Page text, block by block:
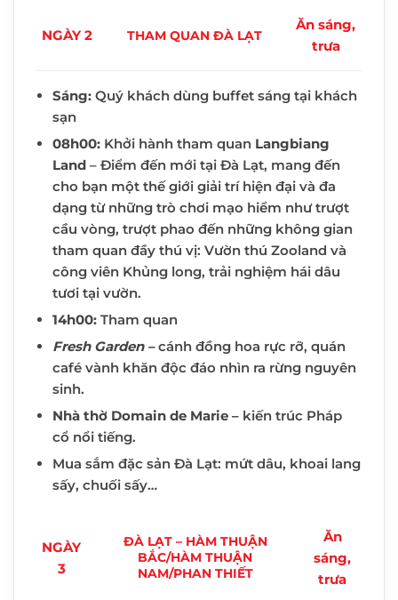
NGÀY 2 THAM QUAN ĐÀ LẠT
Ăn sáng,
trưa
Sáng: Quý khách dùng buffet sáng tại khách
sạn
08h00: Khởi hành tham quan Langbiang
Land – Điểm đến mới tại Đà Lạt, mang đến
cho bạn một thế giới giải trí hiện đại và đa
dạng từ những trò chơi mạo hiểm như trượt
cầu vòng, trượt phao đến những không gian
tham quan đầy thú vị: Vườn thú Zooland và
công viên Khủng long, trải nghiệm hái dâu
tươi tại vườn.
14h00: Tham quan
Fresh Garden–cánh đồng hoa rực rỡ, quán
café vành khăn độc đáo nhìn ra rừng nguyên
sinh.
Nhà thờ Domain de Marie – kiến trúc Pháp
cổ nổi tiếng.
Mua sắm đặc sản Đà Lạt: mứt dâu, khoai lang
sấy, chuối sấy…
NGÀY
3
ĐÀ LẠT – HÀM THUẬN
BẮC/HÀM THUẬN
NAM/PHAN THIẾT
Ăn
sáng,
trưa